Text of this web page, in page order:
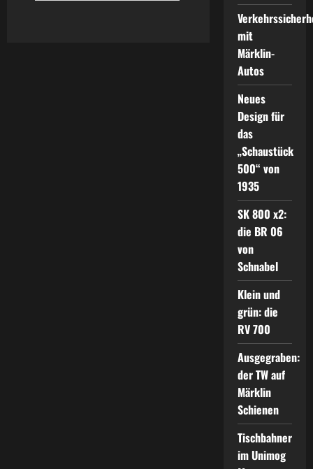
mit
Märklin-
Autos
Neues
Design für
das
„Schaustück
500“ von
1935
SK 800 x2:
die BR 06
von
Schnabel
Klein und
grün: die
RV 700
Ausgegraben:
der TW auf
Märklin
Schienen
Tischbahner
im Unimog